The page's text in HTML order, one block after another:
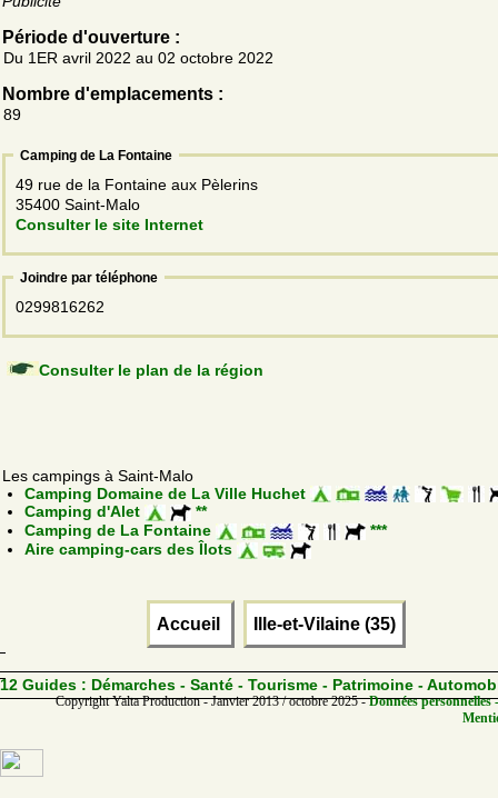
Période d'ouverture :
Du 1ER avril 2022 au 02 octobre 2022
Nombre d'emplacements :
89
Camping de La Fontaine
49 rue de la Fontaine aux Pèlerins
35400 Saint-Malo
Consulter le site Internet
Joindre par téléphone
0299816262
Consulter le plan de la région
Les campings à Saint-Malo
Camping Domaine de La Ville Huchet
Camping d'Alet
**
Camping de La Fontaine
***
Aire camping-cars des Îlots
Accueil Ille-et-Vilaine (35)
12 Guides : Démarches - Santé - Tourisme - Patrimoine -
Copyright Yalta Production - Janvier 2013 / octobre 2025 -Données personnelles